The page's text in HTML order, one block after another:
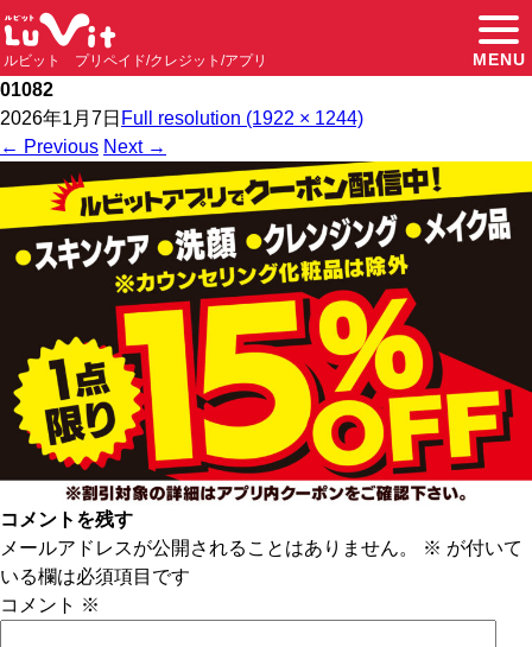
ルビット プリペイド/クレジット/アプリ MENU
01082
2026年1月7日 Full resolution (1922 × 1244)
← Previous Next →
コメントを残す
メールアドレスが公開されることはありません。
※ が付いて
いる欄は必須項目です
コメント ※